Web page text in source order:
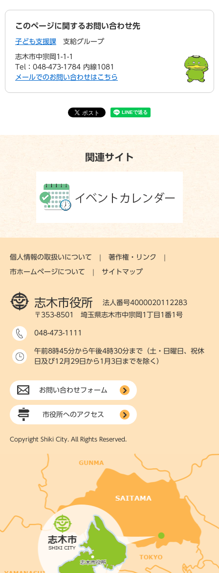
このページに関するお問い合わせ先
子ども支援課 支給グループ
志木市中宗岡1-1-1
Tel：048-473-1784 内線1081
メールでのお問い合わせはこちら
関連サイト
個人情報の取扱いについて 著作権・リンク
市ホームページについて サイトマップ
志木市役所
法人番号4000020112283
〒353-8501 埼玉県志木市中宗岡1丁目1番1号
048-473-1111
午前8時45分から午後4時30分まで（土・日曜日、祝休
日及び12月29日から1月3日までを除く）
お問い合わせフォーム
市役所へのアクセス
Copyright Shiki City. All Rights Reserved.